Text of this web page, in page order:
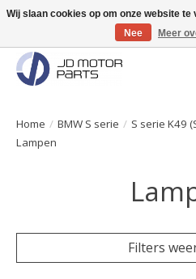
Originele onderdelen direct uit voorraad
Home / BMW S serie / S serie K49
Lampen
Filters
Wij slaan cookies op om onze website
Nee
Meer